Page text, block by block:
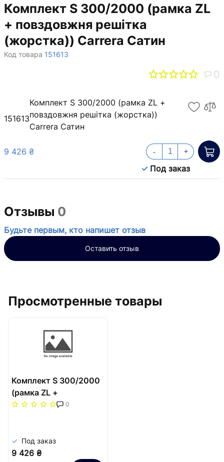
Комплект S 300/2000 (рамка ZL
+ повздовжня решітка
(жорстка)) Carrera Сатин
Код товара 151613
0
151613
Комплект S 300/2000 (рамка ZL +
повздовжня решітка (жорстка))
Carrera Сатин
9 426 ₴
Под заказ
- +
Отзывы 0
Будьте первым, кто напишет отзыв
Оставить отзыв
Просмотренные товары
Комплект S 300/2000
(рамка ZL +
повздовжня решітка
0
Под заказ
9 426 ₴